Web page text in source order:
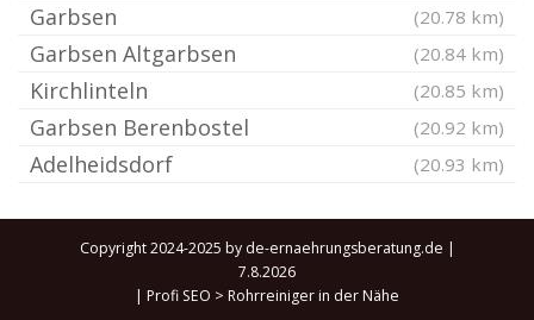
Garbsen (20.78 km)
Garbsen Altgarbsen (20.84 km)
Kirchlinteln (20.85 km)
Garbsen Berenbostel (20.92 km)
Adelheidsdorf (20.93 km)
Copyright 2024-2025 by de-ernaehrungsberatung.de |
7.8.2026
| Profi SEO > Rohrreiniger in der Nähe